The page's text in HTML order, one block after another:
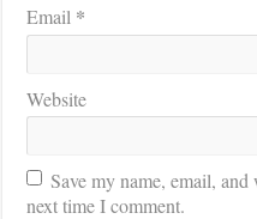
Email *
Website
Save my name, email,
next time I comment.